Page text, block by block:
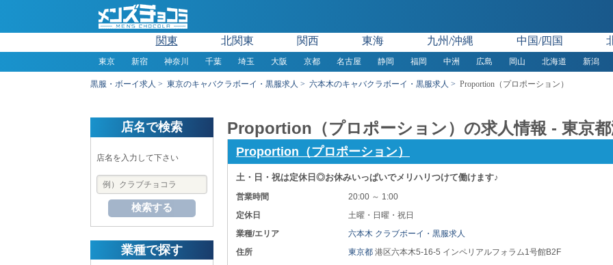
関東 北関東 関西 東海 九州/沖縄 中国/四国
東京 新宿 神奈川 千葉 埼玉 大阪 京都 名古屋 静岡 福岡 中洲 広島 岡山 北海道 新潟
黒服・ボーイ求人 東京のキャバクラボーイ・黒服求人 六本木のキャバクラボーイ・黒服求人 Proportion（プロポーション）
店名で検索
店名を入力して下さい
検索する
業種で探す
Proportion（プロポーション）の求人情報 - 東京
Proportion（プロポーション）
土・日・祝は定休日◎お休みいっぱいでメリハリつけて働けます♪
営業時間
20:00 ～ 1:00
定休日
土曜・日曜・祝日
業種/エリア
六本木 クラブボーイ・黒服求人
住所
東京都港区六本木5-16-5 インペリアルフォラム1号館B2F